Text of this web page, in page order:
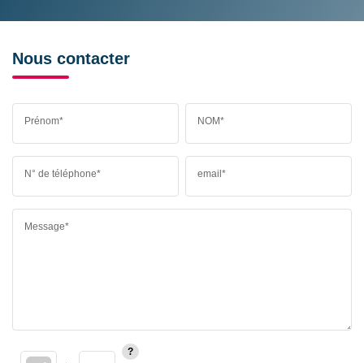
Nous contacter
Prénom* NOM*
N° de téléphone* email*
Message*